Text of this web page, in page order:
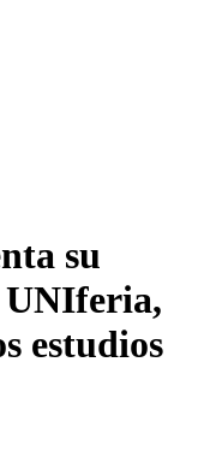
su
UNIferia,
estudios